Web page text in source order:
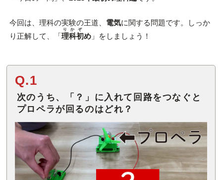
今回は、理科の実験の王道、 電気に関する問題です。しっか
り正解して、「理科初
りかぞ
め」をしましょう！
Q.1
次のうち、「？」に入れて回路をつなぐと
プロペラが回るのはどれ？